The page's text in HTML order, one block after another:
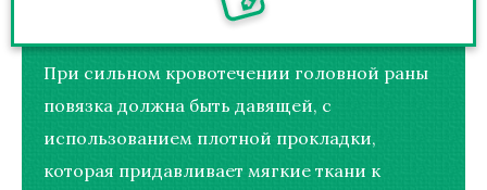
При сильном кровотечении головной раны
повязка должна быть давящей, с
использованием плотной прокладки,
которая придавливает мягкие ткани к